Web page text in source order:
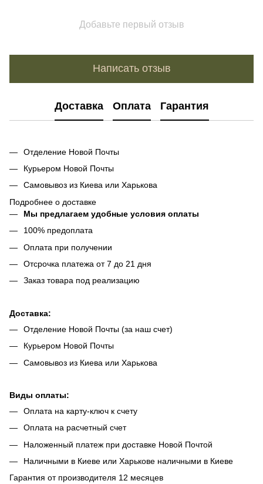
Добавьте первый отзыв
Написать отзыв
Доставка Оплата Гарантия
Отделение Новой Почты
Курьером Новой Почты
Самовывоз из Киева или Харькова
Подробнее о доставке
Мы предлагаем удобные условия оплаты
100% предоплата
Оплата при получении
Отсрочка платежа от 7 до 21 дня
Заказ товара под реализацию
Доставка:
Отделение Новой Почты (за наш счет)
Курьером Новой Почты
Самовывоз из Киева или Харькова
Виды оплаты:
Оплата на карту-ключ к счету
Оплата на расчетный счет
Наложенный платеж при доставке Новой Почтой
Наличными в Киеве или Харькове наличными в Киеве
Гарантия от производителя 12 месяцев